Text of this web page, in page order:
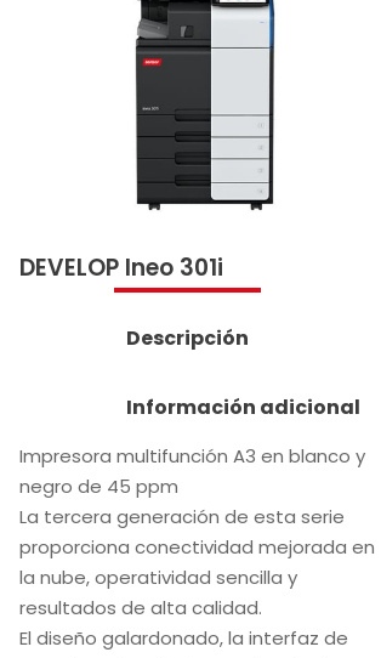
DEVELOP Ineo 301i
Descripción
Información adicional
Impresora multifunción A3 en blanco y
negro de 45 ppm
La tercera generación de esta serie
proporciona conectividad mejorada en
la nube, operatividad sencilla y
resultados de alta calidad.
El diseño galardonado, la interfaz de